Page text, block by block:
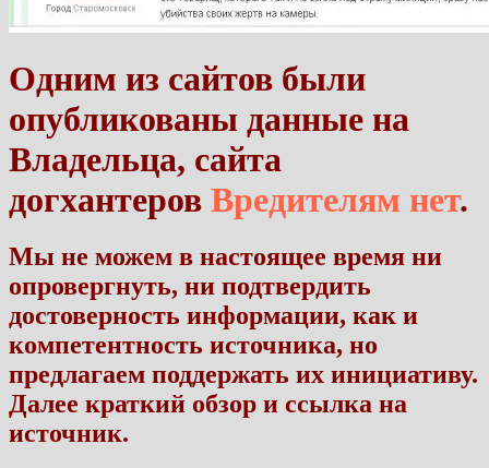
Одним из сайтов были
опубликованы данные на
Владельца, сайта
догхантеров Вредителям нет.
Мы не можем в настоящее время ни
опровергнуть, ни подтвердить
достоверность информации, как и
компетентность источника, но
предлагаем поддержать их инициативу.
Далее краткий обзор и ссылка на
источник.